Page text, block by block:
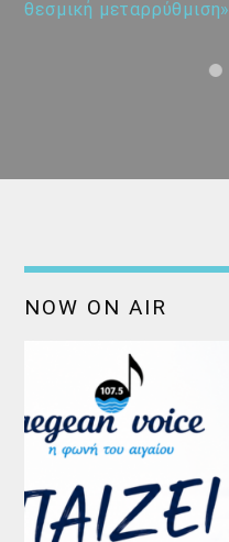
θεσμική μεταρρύθμιση»
NOW ON AIR